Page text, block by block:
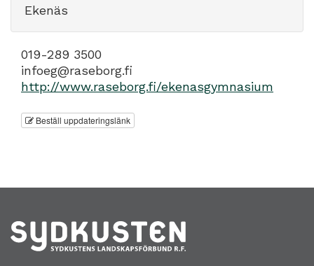
Ekenäs
019-289 3500
infoeg@raseborg.fi
http://www.raseborg.fi/ekenasgymnasium
Beställ uppdateringslänk